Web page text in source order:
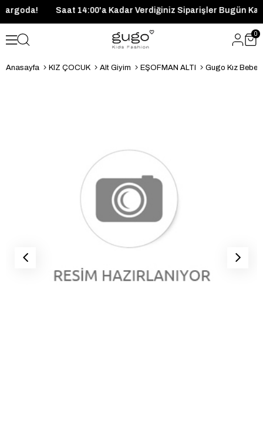
Kargoda! Saat 14:00'a Kadar Verdiğiniz Siparişler
0
Anasayfa KIZ ÇOCUK Alt Giyim EŞOFMAN ALTI Gugo Kız